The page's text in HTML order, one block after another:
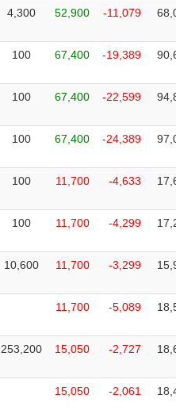
4,300 52,900 -11,079
100 67,400 -19,389
100 67,400 -22,599
100 67,400 -24,389
100 11,700 -4,633
100 11,700 -4,299
10,600 11,700 -3,299
11,700 -5,089
253,200 15,050 -2,727
15,050 -2,061
Chứng chỉ quỹ Chứng
Người liên quan Cổ đông lớn